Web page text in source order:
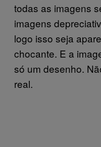
todas as imagens
imagens
logo isso seja
chocante. E a
só um desenho.
real.